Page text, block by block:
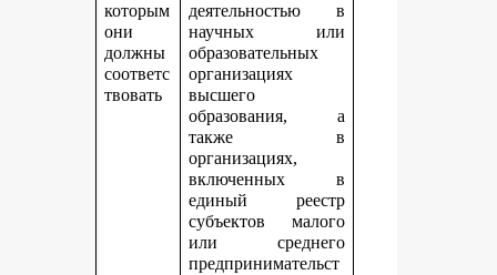
которым
они
должны
соответс
твовать
деятельностью в
научных или
образовательных
организациях
высшего
образования, а
также в
организациях,
включенных в
единый реестр
субъектов малого
или среднего
предпринимательст